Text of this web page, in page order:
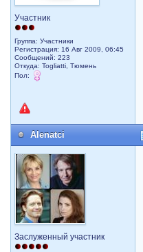
Участник
Группа: Участники
Регистрация: 16 Авг 2009, 06:45
Сообщений: 223
Откуда: Togliatti, Тюмень
Пол:
Alenatci
Заслуженный участник